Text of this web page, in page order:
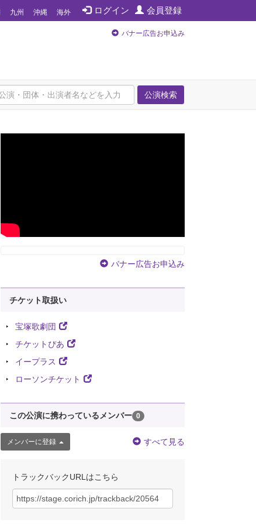
ログイン 会員登録
九州 沖縄 海外
バナー広告お申込み
公演検索
バナー広告お申込み
チケット取扱い
宝塚歌劇団
チケットぴあ
イープラス
ローソンチケット
この公演に携わっているメンバー 0
メンバーに登録 すべて見る
トラックバックURLはこちら